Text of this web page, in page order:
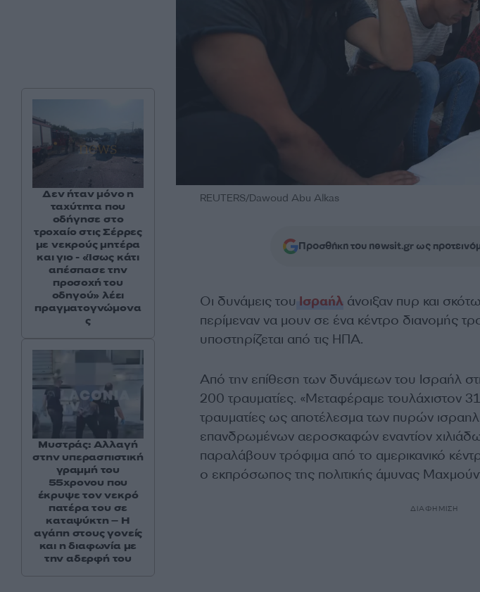
REUTERS/Dawoud Abu Alkas
Προσθήκη του newsit.gr ως
Οι δυνάμεις του Ισραήλάνοιξαν πυρ και
περίμεναν να μουν σε ένα κέντρο διανομής
υποστηρίζεται από τις ΗΠΑ.
Από την επίθεση των δυνάμεων του Ισραήλ
200 τραυματίες. «Μεταφέραμε τουλάχιστον
τραυματίες ως αποτέλεσμα των πυρών
επανδρωμένων αεροσκαφών εναντίον
παραλάβουν τρόφιμα από το αμερικανικό
ο εκπρόσωπος της πολιτικής άμυνας
ΔΙΑΦΗΜΙΣΗ
Δεν ήταν μόνο η
ταχύτητα που
οδήγησε στο
τροχαίο στις Σέρρες
με νεκρούς μητέρα
και γιο - «Ίσως κάτι
απέσπασε την
προσοχή του
οδηγού» λέει
πραγματογνώμονα
ς
Μυστράς: Αλλαγή
στην υπερασπιστική
γραμμή του
55χρονου που
έκρυψε τον νεκρό
πατέρα του σε
καταψύκτη – Η
αγάπη στους γονείς
και η διαφωνία με
την αδερφή του